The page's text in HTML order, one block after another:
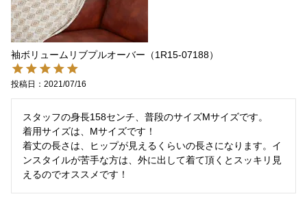
袖ボリュームリブプルオーバー（1R15-07188）
投稿日 2021/07/16
スタッフの身長158センチ、普段のサイズMサイズです。
着用サイズは、Mサイズです！
着丈の長さは、ヒップが見えるくらいの長さになります。イ
ンスタイルが苦手な方は、外に出して着て頂くとスッキリ見